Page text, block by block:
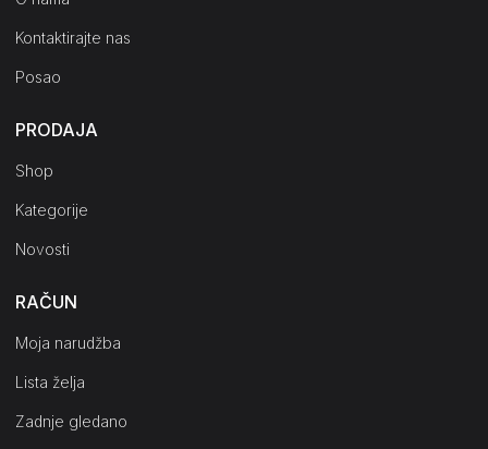
Kontaktirajte nas
Posao
PRODAJA
Shop
Kategorije
Novosti
RAČUN
Moja narudžba
Lista želja
Zadnje gledano